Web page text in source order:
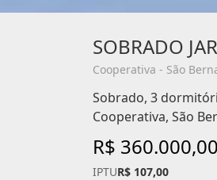
SOBRADO
Cooperativa - São
Sobrado, 3
Cooperativa, São
R$ 360.000,00
IPTUR$ 107,00